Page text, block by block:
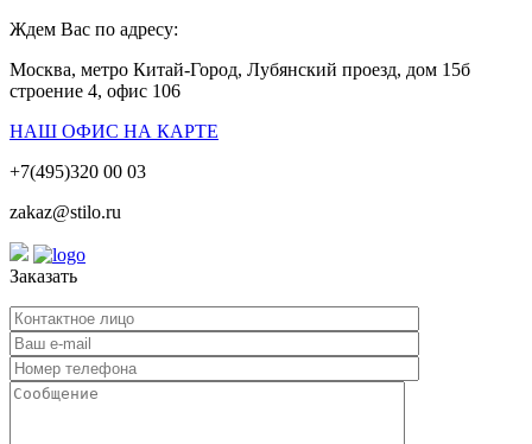
Ждем Вас по адресу:
Москва, метро Китай-Город, Лубянский проезд, дом 15б
строение 4, офис 106
НАШ ОФИС НА КАРТЕ
+7(495)320 00 03
zakaz@stilo.ru
Заказать